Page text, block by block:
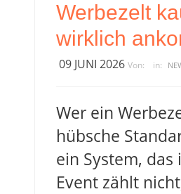
Werbezelt
wirklich
09 JUNI 2026 Von: in:
Wer ein
hübsche
ein System,
Event zählt